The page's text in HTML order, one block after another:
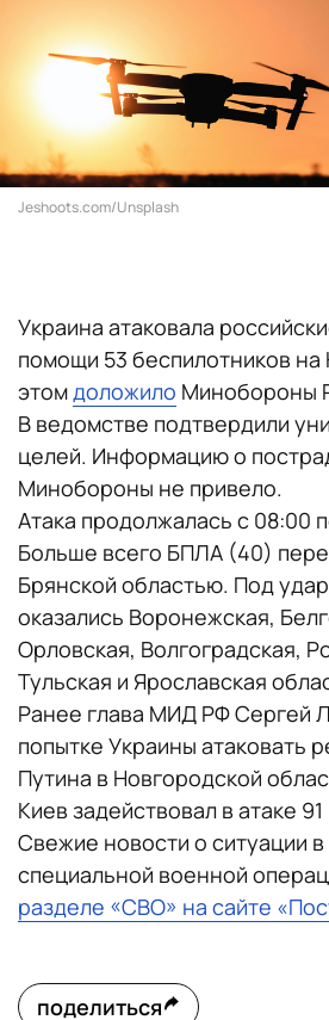
Jeshoots.com/Unsplash
Украина атаковала
помощи 53 беспилотников
этомдоложило Минобороны
В ведомстве подтвердили
целей. Информацию о
Минобороны не привело.
Атака продолжалась с 08:00
Больше всего БПЛА (40)
Брянской областью. Под
оказались Воронежская,
Орловская, Волгоградская,
Тульская и Ярославская
Ранее глава МИД РФ Сергей
попытке Украины атаковать
Путина в Новгородской
Киев задействовал в атаке
Свежие новости о ситуации в
специальной военной
разделе «СВО» на сайте
поделиться